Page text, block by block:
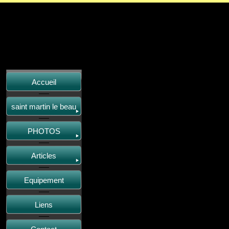
Accueil
saint martin le beau
PHOTOS
Articles
Equipement
Liens